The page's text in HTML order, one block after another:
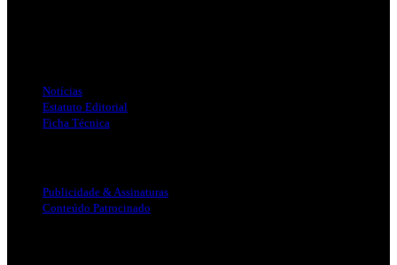
Notícias
Estatuto Editorial
Ficha Técnica
Publicidade & Assinaturas
Conteúdo Patrocinado